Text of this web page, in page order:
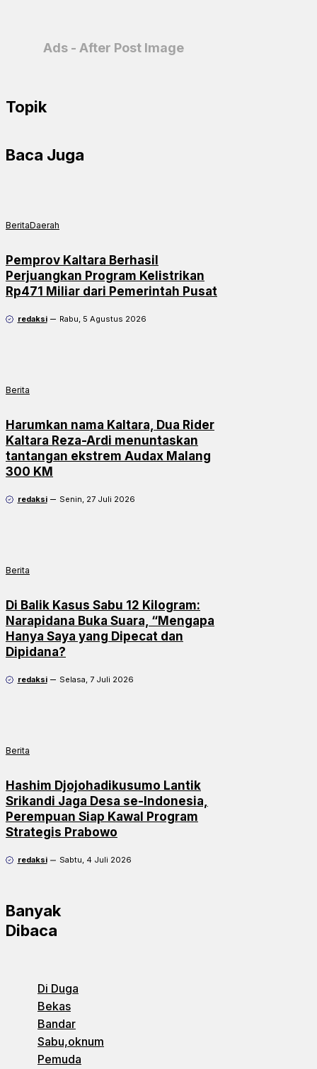
Ads - After Post Image
Topik
Baca Juga
BeritaDaerah
Pemprov Kaltara Berhasil
Perjuangkan Program Kelistrikan
Rp471 Miliar dari Pemerintah Pusat
redaksi Rabu, 5 Agustus 2026
Berita
Harumkan nama Kaltara, Dua Rider
Kaltara Reza-Ardi menuntaskan
tantangan ekstrem Audax Malang
300 KM
redaksi Senin, 27 Juli 2026
Berita
Di Balik Kasus Sabu 12 Kilogram:
Narapidana Buka Suara, “Mengapa
Hanya Saya yang Dipecat dan
Dipidana?
redaksi Selasa, 7 Juli 2026
Berita
Hashim Djojohadikusumo Lantik
Srikandi Jaga Desa se-Indonesia,
Perempuan Siap Kawal Program
Strategis Prabowo
redaksi Sabtu, 4 Juli 2026
Banyak
Dibaca
Di Duga
Bekas
Bandar
Sabu,oknum
Pemuda